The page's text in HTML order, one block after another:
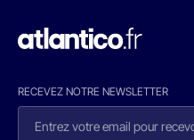
RECEVEZ NOTRE NEWSLETTER